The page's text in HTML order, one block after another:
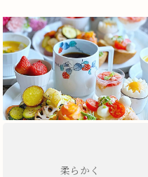
柔らかく